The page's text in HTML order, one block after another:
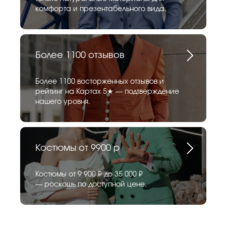
комфорта и презентабельного вида.
Более 1100 отзывов
Более 1100 восторженных отзывов и
рейтинг на Картах 5★ — подтверждение
нашего уровня.
Костюмы от 9900 р
Костюмы от 9 900 ₽ до 35 000 ₽
— роскошь по доступной цене.